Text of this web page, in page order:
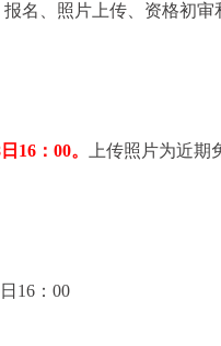
名、照片上传、资格初审
16：00。
上传照片为近
16：00